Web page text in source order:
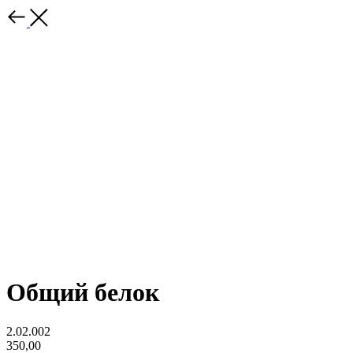
Общий белок
2.02.002
350,00